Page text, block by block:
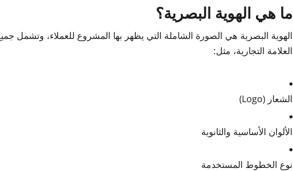
ما هي الهوية البصرية؟
الهوية البصرية هي الصورة الشاملة التي يظهر بها المشروع للعملاء، وتشمل
العلامة التجارية، مثل:
الشعار (Logo)
الألوان الأساسية والثانوية
نوع الخطوط المستخدمة